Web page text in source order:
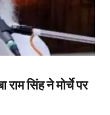
सिंह ने मोर्चे पर